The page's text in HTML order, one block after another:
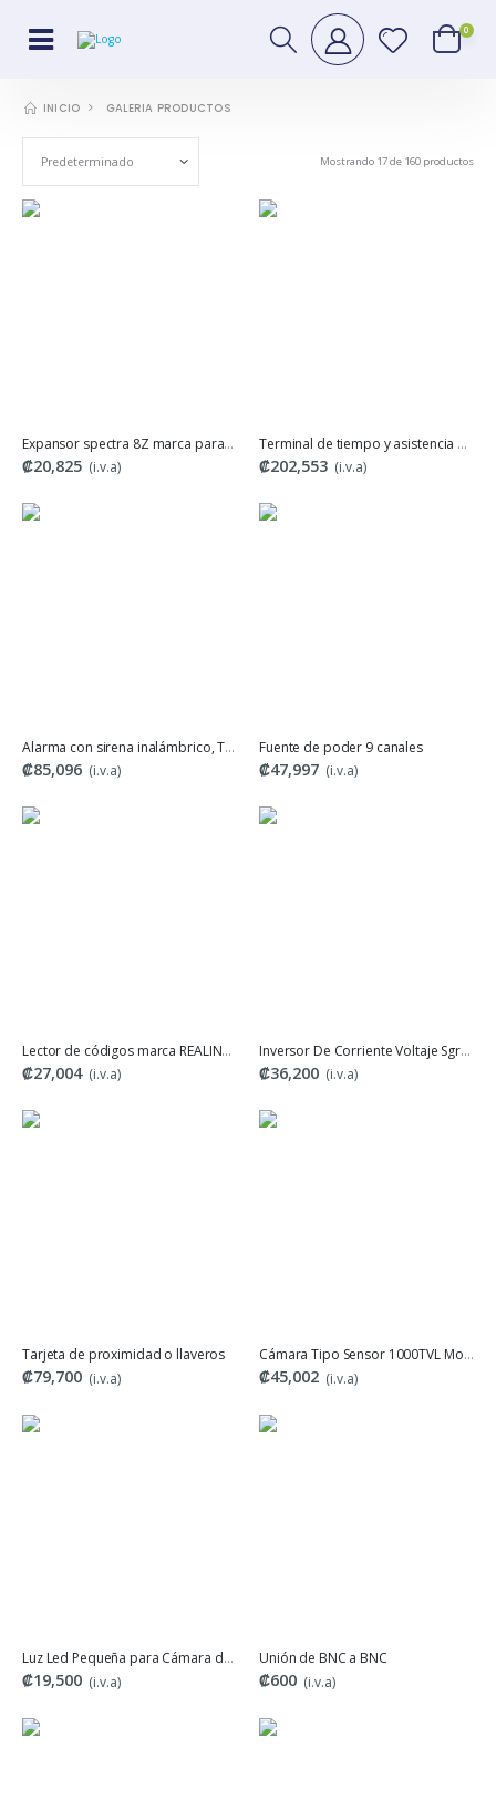
0
INICIO GALERIA PRODUCTOS
Mostrando 17 de 160 productos
Expansor spectra 8Z marca paradox
₡20,825 (i.v.a)
Terminal de tiempo y asistencia de acceso con reconocimiento facial y huella ZKteco TL, mb36ADMS • Capacidad de Rostros 1500 • Capacidad de Huellas 2000 • Comunicación red TCP/IP • Pantalla 2.8 Pulgad
₡202,553 (i.v.a)
Alarma con sirena inalámbrico, Tuya
₡85,096 (i.v.a)
Fuente de poder 9 canales
₡47,997 (i.v.a)
Lector de códigos marca REALINN RL1100L
₡27,004 (i.v.a)
Inversor De Corriente Voltaje Sgr-nx20115sk-3 200w Hoenjuno
₡36,200 (i.v.a)
Tarjeta de proximidad o llaveros
₡79,700 (i.v.a)
Cámara Tipo Sensor 1000TVL Model: VT-P301
₡45,002 (i.v.a)
Luz Led Pequeña para Cámara de seguridad
₡19,500 (i.v.a)
Unión de BNC a BNC
₡600 (i.v.a)